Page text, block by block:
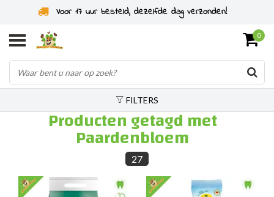
dezelfde dag verzonden! Specialist in
0
FILTERS
Producten getagd met
Paardenbloem
27